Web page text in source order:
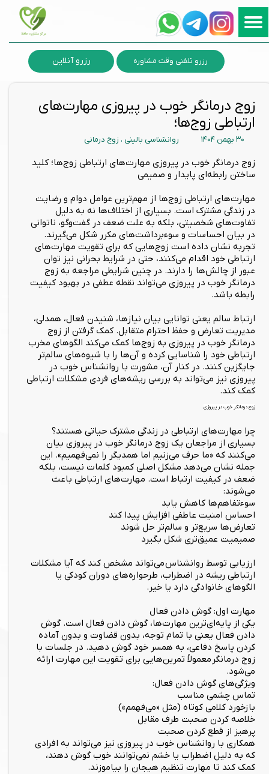
زوج درمانگر خوب در پیروزی مهارت‌های
ارتباطی زوج‌ها؛
۳۰ بهمن ۱۴۰۴ روانشناسی بالینی ، زوج درمانی
زوج درمانگر خوب در پیروزی مهارت‌های ارتباطی زوج‌ها؛ کلید
ساختن رابطه‌ای پایدار و صمیمی
مهارت‌های ارتباطی زوج‌ها از مهم‌ترین عوامل دوام و رضایت
در زندگی مشترک است. بسیاری از اختلاف‌ها نه به دلیل
تفاوت‌های شخصیتی، بلکه به علت ضعف در گفت‌وگو، ناتوانی
در بیان احساسات و سوءبرداشت‌های مکرر شکل می‌گیرند.
تجربه نشان داده است زوج‌هایی که برای تقویت مهارت‌های
ارتباطی خود اقدام می‌کنند، حتی در شرایط بحرانی نیز توان
عبور از چالش‌ها را دارند. در چنین شرایطی مراجعه به زوج
درمانگر خوب در پیروزی می‌تواند نقطه عطفی در بهبود کیفیت
رابطه باشد.
ارتباط سالم یعنی توانایی بیان نیازها، شنیدن فعال، همدلی،
مدیریت تعارض و حفظ احترام متقابل. کمک گرفتن از زوج
درمانگر خوب در پیروزی به زوج‌ها کمک می‌کند الگوهای مخرب
ارتباطی خود را شناسایی کرده و آن‌ها را با شیوه‌های سالم‌تر
جایگزین کنند. در کنار آن، مشورت با روانشناس خوب در
پیروزی نیز می‌تواند به بررسی ریشه‌های فردی مشکلات ارتباطی
کمک کند.
زوج درمانگر خوب در پیروزی
چرا مهارت‌های ارتباطی در زندگی مشترک حیاتی هستند؟
بسیاری از مراجعان یک زوج درمانگر خوب در پیروزی بیان
می‌کنند که «ما حرف می‌زنیم اما همدیگر را نمی‌فهمیم». این
جمله نشان می‌دهد مشکل اصلی کمبود کلمات نیست، بلکه
ضعف در کیفیت ارتباط است. مهارت‌های ارتباطی باعث
می‌شوند:
سوءتفاهم‌ها کاهش یابد
احساس امنیت عاطفی افزایش پیدا کند
تعارض‌ها سریع‌تر و سالم‌تر حل شوند
صمیمیت عمیق‌تری شکل بگیرد
ارزیابی توسط روانشناس می‌تواند مشخص کند که آیا مشکلات
ارتباطی ریشه در اضطراب، طرحواره‌های دوران کودکی یا
الگوهای خانوادگی دارد یا خیر.
مهارت اول: گوش دادن فعال
یکی از پایه‌ای‌ترین مهارت‌ها، گوش دادن فعال است. گوش
دادن فعال یعنی با تمام توجه، بدون قضاوت و بدون آماده
کردن پاسخ دفاعی، به همسر خود گوش دهید. در جلسات با
زوج درمانگر معمولاً تمرین‌هایی برای تقویت این مهارت ارائه
می‌شود.
ویژگی‌های گوش دادن فعال:
تماس چشمی مناسب
بازخورد کلامی کوتاه (مثل «می‌فهمم»)
خلاصه کردن صحبت طرف مقابل
پرهیز از قطع کردن صحبت
همکاری با روانشناس خوب در پیروزی نیز می‌تواند به افرادی
که به دلیل اضطراب یا خشم نمی‌توانند خوب گوش دهند،
کمک کند تا مهارت تنظیم هیجان را بیاموزند.
رزرو تلفنی وقت مشاوره رزرو آنلاین